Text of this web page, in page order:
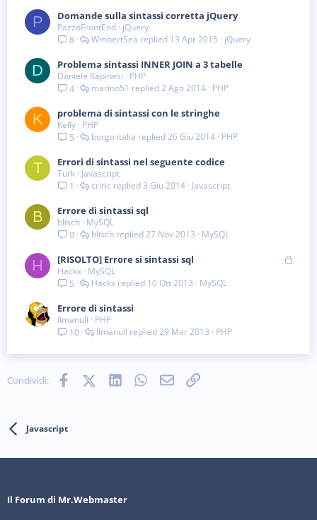
P Domande sulla sintassi corretta jQuery
PazzoFrontEnd jQuery
8
jQuery
13 Apr 2015
WmbertSea
D Problema sintassi INNER JOIN a 3 tabelle
Daniele Rapinesi
PHP
4
PHP
2 Ago 2014
marino51
K problema di sintassi con le stringhe
Kelly PHP
5
PHP
26 Giu 2014
borgo italia
T Errori di sintassi nel seguente codice
Turk Javascript
1
Javascript
3 Giu 2014
criric
B Errore di sintassi sql
blisch MySQL
0
MySQL
27 Nov 2013
blisch
H
B
[RISOLTO] Errore si sintassi sql
Hackx MySQL
5
MySQL
10 Ott 2013
Hackx
Errore di sintassi
IImanuII
PHP
10
PHP
29 Mar 2013
IImanuII
Condividi: FacebookX (Twitter)
LinkedInWhatsApp
e-mailLink
Javascript
Il Forum di Mr.Webmaster